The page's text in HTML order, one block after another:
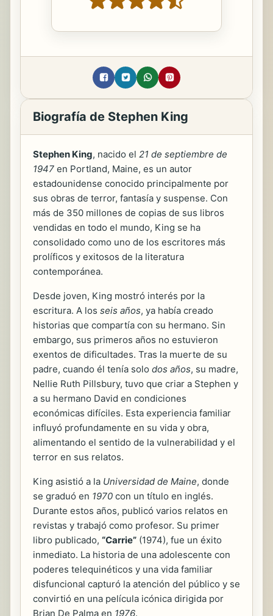
Biografía de Stephen King
Stephen King, nacido el 21 de septiembre de
1947 en Portland, Maine, es un autor
estadounidense conocido principalmente por
sus obras de terror, fantasía y suspense. Con
más de 350 millones de copias de sus libros
vendidas en todo el mundo, King se ha
consolidado como uno de los escritores más
prolíficos y exitosos de la literatura
contemporánea.
Desde joven, King mostró interés por la
escritura. A los seis años, ya había creado
historias que compartía con su hermano. Sin
embargo, sus primeros años no estuvieron
exentos de dificultades. Tras la muerte de su
padre, cuando él tenía solo dos años, su madre,
Nellie Ruth Pillsbury, tuvo que criar a Stephen y
a su hermano David en condiciones
económicas difíciles. Esta experiencia familiar
influyó profundamente en su vida y obra,
alimentando el sentido de la vulnerabilidad y el
terror en sus relatos.
King asistió a la Universidad de Maine, donde
se graduó en 1970 con un título en inglés.
Durante estos años, publicó varios relatos en
revistas y trabajó como profesor. Su primer
libro publicado, “Carrie” (1974), fue un éxito
inmediato. La historia de una adolescente con
poderes telequinéticos y una vida familiar
disfuncional capturó la atención del público y se
convirtió en una película icónica dirigida por
Brian De Palma en 1976.